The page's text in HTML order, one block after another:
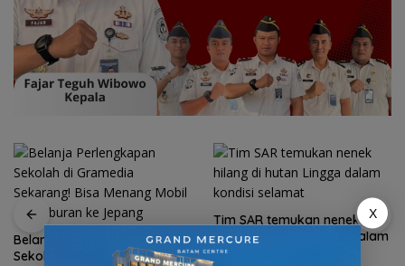
Belanja Perlengkapan
Sekolah di Gramedia
Tim SAR temukan nenek
hilang di hutan Lingga dalam
kondisi selamat
X